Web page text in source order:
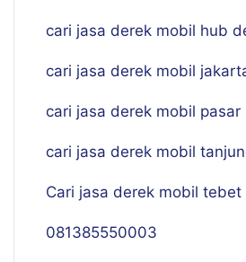
cari jasa derek mobil hub
cari jasa derek mobil
cari jasa derek mobil pasar
cari jasa derek mobil
Cari jasa derek mobil tebet
081385550003